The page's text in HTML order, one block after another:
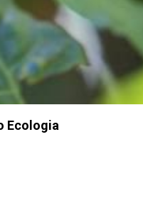
Ecologia